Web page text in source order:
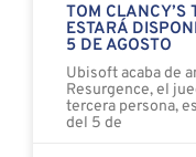
TOM CLANCY’S
ESTARÁ
5 DE AGOSTO
Ubisoft acaba de
Resurgence, el
tercera persona,
del 5 de